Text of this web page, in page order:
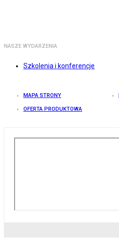
NASZE WYDARZENIA
Szkolenia i konferencje
MAPA STRONY
OFERTA PRODUKTOWA